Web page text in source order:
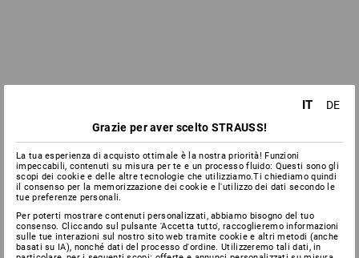
IT
DE
Grazie per aver scelto STRAUSS!
La tua esperienza di acquisto ottimale è la nostra priorità! Funzioni
impeccabili, contenuti su misura per te e un processo fluido: Questi sono gli
scopi dei cookie e delle altre tecnologie che utilizziamo.Ti chiediamo quindi
il consenso per la memorizzazione dei cookie e l'utilizzo dei dati secondo le
tue preferenze personali.
Per poterti mostrare contenuti personalizzati, abbiamo bisogno del tuo
consenso. Cliccando sul pulsante 'Accetta tutto', raccoglieremo informazioni
sulle tue interazioni sul nostro sito web tramite cookie e altri metodi (anche
basati su IA), nonché dati del processo d'ordine. Utilizzeremo tali dati, in